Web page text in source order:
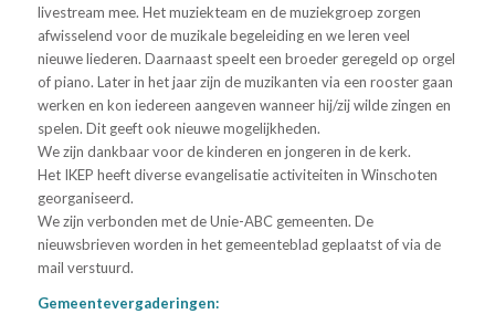
livestream mee. Het muziekteam en de muziekgroep zorgen
afwisselend voor de muzikale begeleiding en we leren veel
nieuwe liederen. Daarnaast speelt een broeder geregeld op orgel
of piano. Later in het jaar zijn de muzikanten via een rooster gaan
werken en kon iedereen aangeven wanneer hij/zij wilde zingen en
spelen. Dit geeft ook nieuwe mogelijkheden.
We zijn dankbaar voor de kinderen en jongeren in de kerk.
Het IKEP heeft diverse evangelisatie activiteiten in Winschoten
georganiseerd.
We zijn verbonden met de Unie-ABC gemeenten. De
nieuwsbrieven worden in het gemeenteblad geplaatst of via de
mail verstuurd.
Gemeentevergaderingen: